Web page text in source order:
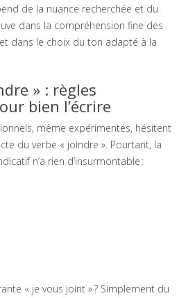
de la nuance recherchée et du
dans la compréhension fine des
dans le choix du ton adapté à la
» : règles
bien l’écrire
même expérimentés, hésitent
du verbe « joindre ». Pourtant, la
n’a rien d’insurmontable :
« je vous joint » ? Simplement du